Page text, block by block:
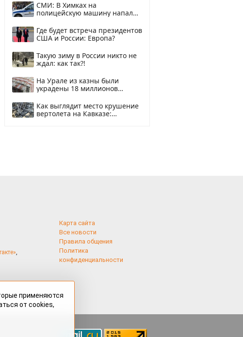
СМИ: В Химках на
полицейскую машину напали
Где будет встреча президентов
США и России: Европа?
Такую зиму в России никто не
ждал: как так?!
На Урале из казны были
украдены 18 миллионов
Как выглядит место крушение
вертолета на Кавказе:
,
Карта сайта
Все новости
Правила общения
Политика
конфиденциальности
применяются
от cookies,